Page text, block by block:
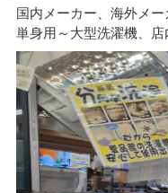
国内メーカー、海外メー
単身用～大型洗濯機、店